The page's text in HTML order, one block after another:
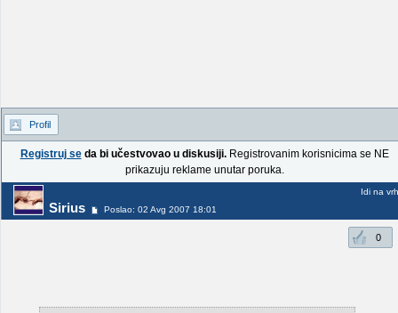
Profil
Registruj seda bi učestvovao u diskusiji.Registrovanim korisnicima se NE
prikazuju reklame unutar poruka.
Sirius Poslao: 02 Avg 2007 18:01
Idi na vrh
0